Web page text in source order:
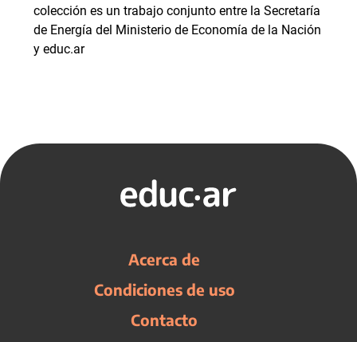
colección es un trabajo conjunto entre la Secretaría
de Energía del Ministerio de Economía de la Nación
y educ.ar
Acerca de
Condiciones de uso
Contacto